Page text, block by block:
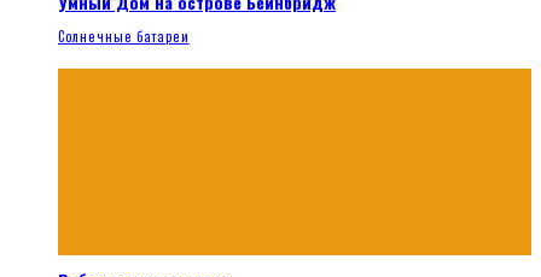
Солнечные батареи